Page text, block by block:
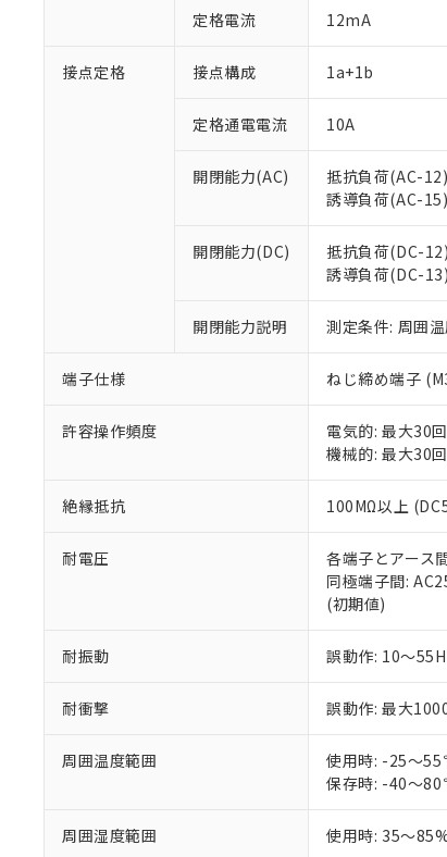
定格電流 12mA
接点定格 接点構成 1a+1b
定格通電電流 10A
開閉能力(AC)
抵抗負荷(AC-
誘導負荷(AC-
開閉能力(DC)
抵抗負荷(DC-
誘導負荷(DC-
開閉能力説明 測定条件: 周囲
端子仕様 ねじ締め端子
許容操作頻度
電気的: 最大30
機械的: 最大30
絶縁抵抗 100MΩ以上
耐電圧
各端子とアース
同極端子間:
(初期値)
耐振動 誤動作: 10～
耐衝撃 誤動作: 最大
周囲温度範囲
使用時: -25～
保存時: -40～
周囲湿度範囲 使用時: 35～
ご利用
以下の条件
本サー
くもの
当社制
在庫状
のであ
い。
正式な
当社販
オムロ
在庫状
す。
ている
お客様
が、当
さい。
※当社
いる法
対応予定な
調査・確認
非該当品：
仕入先様の
があります。
鉛(Pb)
六価クロム
フタル酸ビス
ル（DBP）
但し、RoHS指
フタル酸エステ
※2 対応予
部品在庫の
※3 非含有
下記の非含
EU RoHS指
51物質の非
※本証明書は
また、RoHS
混在するこ
既に当社に
「○」：最大
「×」：最大
「－」：未
*中国RoHS10物
Pb(鉛)
Cr(Ⅵ)(六価クロ
DBP(フタル酸ジ
※2 環境保
「ｅ」：有
「10」：通
味します。
「－」：未
当社は
う）を
などの
ます。
当社は
置等に
当社は
また当
たしま
記
号
説
○ 一
△ 一
－
在
機
空
白
受